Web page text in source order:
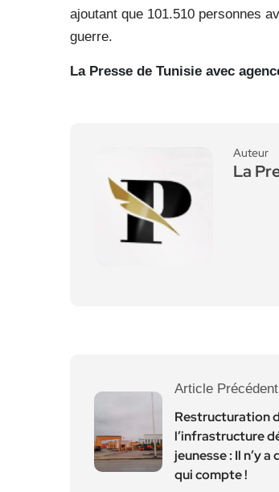
ajoutant que 101.510 personnes
guerre.
La Presse de Tunisie avec
Auteur
La
Article Précédent
Restructuration
l’infrastructure
jeunesse : Il n’y a
qui compte !